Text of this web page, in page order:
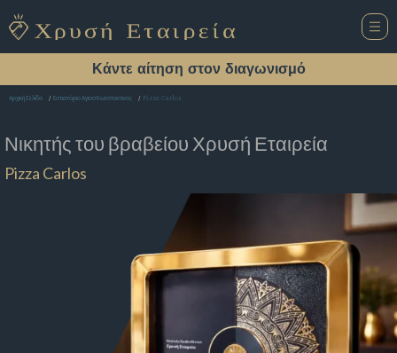
Κάντε αίτηση στον διαγωνισμό
Αρχική Σελίδα Εστιατόριο Αγιοσ Κωνσταντινος Pizza Carlos
Νικητής του βραβείου Χρυσή Εταιρεία
Pizza Carlos